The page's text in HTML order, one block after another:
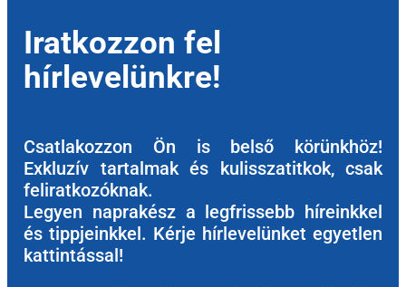
Iratkozzon fel
hírlevelünkre!
Csatlakozzon Ön is belső körünkhöz!
Exkluzív tartalmak és kulisszatitkok, csak
feliratkozóknak.
Legyen naprakész a legfrissebb híreinkkel
és tippjeinkkel. Kérje hírlevelünket egyetlen
kattintással!